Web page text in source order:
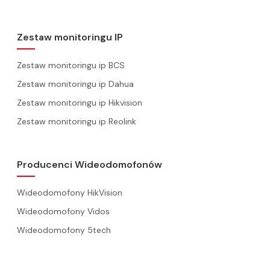
Zestaw monitoringu IP
Zestaw monitoringu ip BCS
Zestaw monitoringu ip Dahua
Zestaw monitoringu ip Hikvision
Zestaw monitoringu ip Reolink
Producenci Wideodomofonów
Wideodomofony HikVision
Wideodomofony Vidos
Wideodomofony 5tech